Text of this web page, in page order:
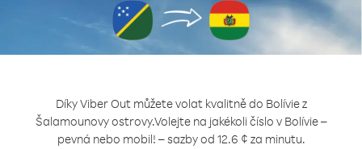
Díky Viber Out můžete volat kvalitně do Bolívie z
Šalamounovy ostrovy.Volejte na jakékoli číslo v Bolívie –
pevná nebo mobil! – sazby od 12.6 ¢ za minutu.